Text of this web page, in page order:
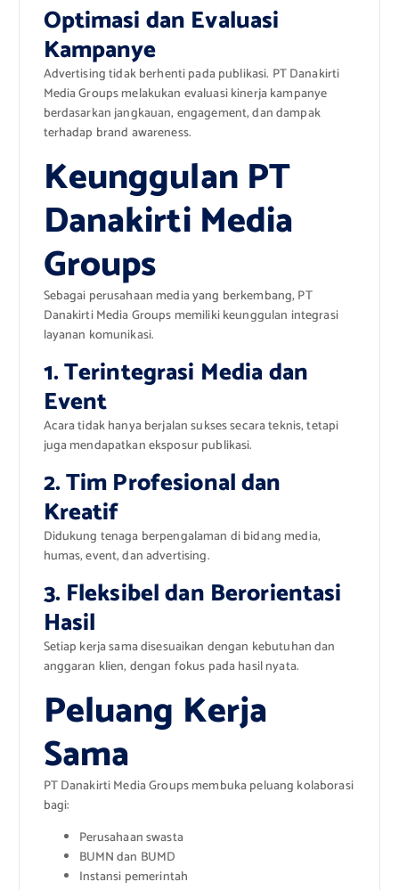
Optimasi dan Evaluasi
Kampanye
Advertising tidak berhenti pada publikasi. PT Danakirti
Media Groups melakukan evaluasi kinerja kampanye
berdasarkan jangkauan, engagement, dan dampak
terhadap brand awareness.
Keunggulan PT
Danakirti Media
Groups
Sebagai perusahaan media yang berkembang, PT
Danakirti Media Groups memiliki keunggulan integrasi
layanan komunikasi.
1. Terintegrasi Media dan
Event
Acara tidak hanya berjalan sukses secara teknis, tetapi
juga mendapatkan eksposur publikasi.
2. Tim Profesional dan
Kreatif
Didukung tenaga berpengalaman di bidang media,
humas, event, dan advertising.
3. Fleksibel dan Berorientasi
Hasil
Setiap kerja sama disesuaikan dengan kebutuhan dan
anggaran klien, dengan fokus pada hasil nyata.
Peluang Kerja
Sama
PT Danakirti Media Groups membuka peluang kolaborasi
bagi:
Perusahaan swasta
BUMN dan BUMD
Instansi pemerintah